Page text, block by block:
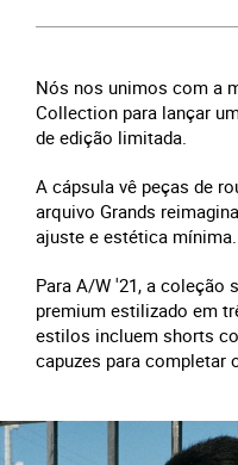
Nós nos unimos com a
Collection para lançar
de edição limitada.
A cápsula vê peças de
arquivo Grands
ajuste e estética mínima.
Para A/W '21, a coleção
premium estilizado em
estilos incluem shorts
capuzes para completar